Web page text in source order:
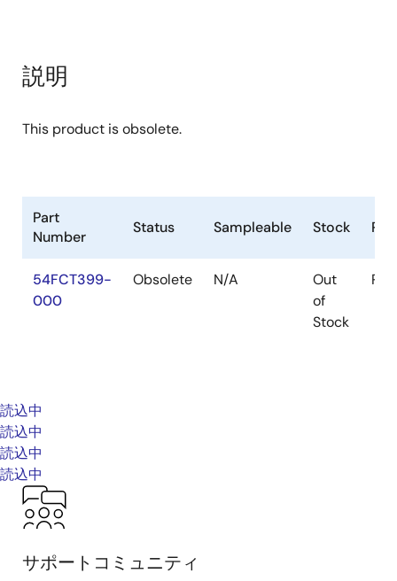
説明
This product is obsolete.
Part
Number
Status Sampleable Stock
54FCT399-
000
Obsolete N/A
Out
of
Stock
読込中
読込中
読込中
読込中
サポートコミュニティ